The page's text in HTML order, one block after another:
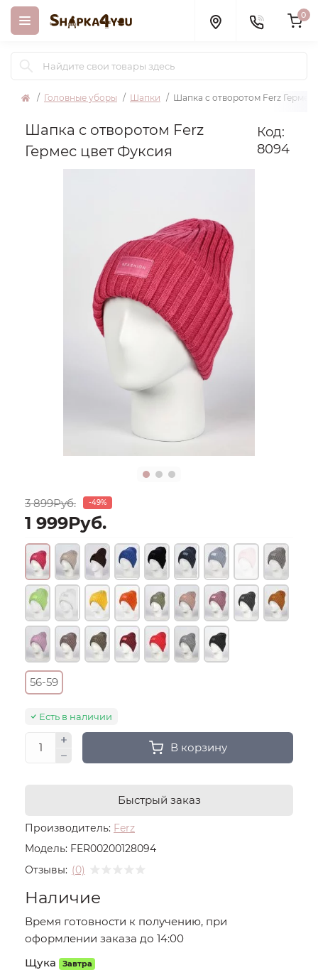
0
Головные уборы Шапки Шапка с отворотом Ferz Гермес
Шапка с отворотом Ferz
Гермес цвет Фуксия
Код:
8094
Производитель: Ferz
Модель: FER00200128094
Отзывы: (0)
3 899Руб. -49%
1 999Руб.
56-59
Есть в наличии
В корзину
Быстрый заказ
Наличие
Время готовности к получению, при
оформлении заказа до 14:00
Щука
Завтра